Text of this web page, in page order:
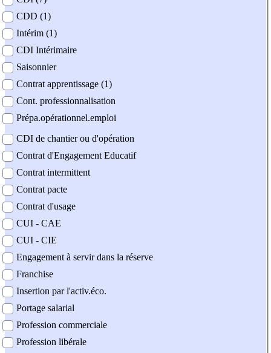
CDD (1)
Intérim (1)
CDI Intérimaire
Saisonnier
Contrat apprentissage (1)
Cont. professionnalisation
Prépa.opérationnel.emploi
CDI de chantier ou d'opération
Contrat d'Engagement Educatif
Contrat intermittent
Contrat pacte
Contrat d'usage
CUI - CAE
CUI - CIE
Engagement à servir dans la réserve
Franchise
Insertion par l'activ.éco.
Portage salarial
Profession commerciale
Profession libérale